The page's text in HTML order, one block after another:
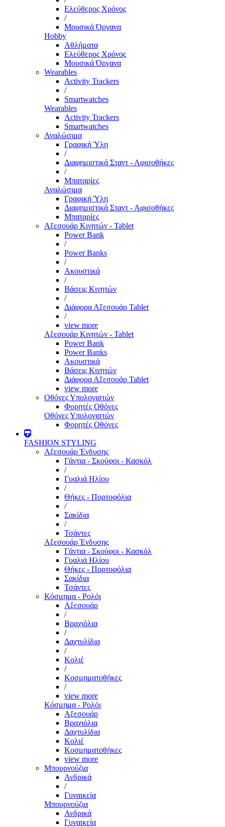
Ελεύθερος Χρόνος
/
Μουσικά Όργανα
Hobby
Αθλήματα
Ελεύθερος Χρόνος
Μουσικά Όργανα
Wearables
Activity Trackers
/
Smartwatches
Wearables
Activity Trackers
Smartwatches
Αναλώσιμα
Γραφική Ύλη
/
Διαφημιστικά Σταντ - Αφισοθήκες
/
Μπαταρίες
Αναλώσιμα
Γραφική Ύλη
Διαφημιστικά Σταντ - Αφισοθήκες
Μπαταρίες
Αξεσουάρ Κινητών - Tablet
Power Bank
/
Power Banks
/
Ακουστικά
/
Βάσεις Κινητών
/
Διάφορα Αξεσουάρ Tablet
/
view more
Αξεσουάρ Κινητών - Tablet
Power Bank
Power Banks
Ακουστικά
Βάσεις Κινητών
Διάφορα Αξεσουάρ Tablet
view more
Οθόνες Υπολογιστών
Φορητές Οθόνες
Οθόνες Υπολογιστών
Φορητές Οθόνες
FASHION STYLING
Αξεσουάρ Ένδυσης
Γάντια - Σκούφοι - Κασκόλ
/
Γυαλιά Ηλίου
/
Θήκες - Πορτοφόλια
/
Σακίδια
/
Τσάντες
Αξεσουάρ Ένδυσης
Γάντια - Σκούφοι - Κασκόλ
Γυαλιά Ηλίου
Θήκες - Πορτοφόλια
Σακίδια
Τσάντες
Κόσμημα - Ρολόι
Αξεσουάρ
/
Βραχιόλια
/
Δαχτυλίδια
/
Κολιέ
/
Κοσμηματοθήκες
/
view more
Κόσμημα - Ρολόι
Αξεσουάρ
Βραχιόλια
Δαχτυλίδια
Κολιέ
Κοσμηματοθήκες
view more
Μπουρνούζια
Ανδρικά
/
Γυναικεία
Μπουρνούζια
Ανδρικά
Γυναικεία